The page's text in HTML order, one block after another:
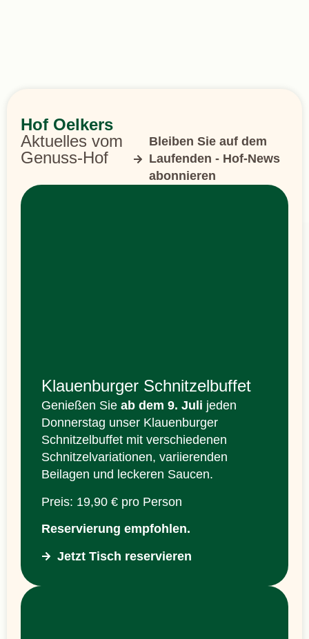
Hof Oelkers
Aktuelles vom
Genuss-Hof
Bleiben Sie auf dem
Laufenden - Hof-News
abonnieren
Klauenburger Schnitzelbuffet
Genießen Sie ab dem 9. Juli jeden
Donnerstag unser Klauenburger
Schnitzelbuffet mit verschiedenen
Schnitzelvariationen, variierenden
Beilagen und leckeren Saucen.
Preis: 19,90 € pro Person
Reservierung empfohlen.
Jetzt Tisch reservieren